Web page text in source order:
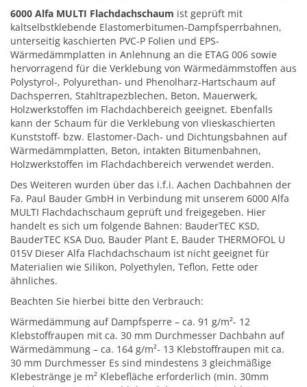
6000 Alfa MULTI Flachdachschaum ist geprüft mit
kaltselbstklebende Elastomerbitumen-Dampfsperrbahnen,
unterseitig kaschierten PVC-P Folien und EPS-
Wärmedämmplatten in Anlehnung an die ETAG 006 sowie
hervorragend für die Verklebung von Wärmedämmstoffen aus
Polystyrol-, Polyurethan- und Phenolharz-Hartschaum auf
Dachsperren, Stahltrapezblechen, Beton, Mauerwerk,
Holzwerkstoffen im Flachdachbereich geeignet. Ebenfalls
kann der Schaum für die Verklebung von vlieskaschierten
Kunststoff- bzw. Elastomer-Dach- und Dichtungsbahnen auf
Wärmedämmplatten, Beton, intakten Bitumenbahnen,
Holzwerkstoffen im Flachdachbereich verwendet werden.
Des Weiteren wurden über das i.f.i. Aachen Dachbahnen der
Fa. Paul Bauder GmbH in Verbindung mit unserem 6000 Alfa
MULTI Flachdachschaum geprüft und freigegeben. Hier
handelt es sich um folgende Bahnen: BauderTEC KSD,
BauderTEC KSA Duo, Bauder Plant E, Bauder THERMOFOL U
015V Dieser Alfa Flachdachschaum ist nicht geeignet für
Materialien wie Silikon, Polyethylen, Teflon, Fette oder
ähnliches.
Beachten Sie hierbei bitte den Verbrauch:
Wärmedämmung auf Dampfsperre – ca. 91 g/m²- 12
Klebstoffraupen mit ca. 30 mm Durchmesser Dachbahn auf
Wärmedämmung – ca. 164 g/m²- 13 Klebstoffraupen mit ca.
30 mm Durchmesser Es sind mindestens 3 gleichmäßige
Klebestränge je m² Klebefläche erforderlich (min. 30mm